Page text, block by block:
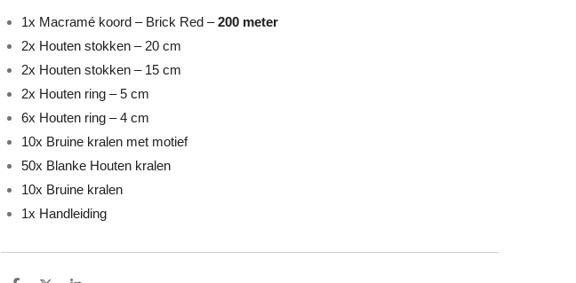
1x Macramé koord – Brick Red –200 meter
2x Houten stokken – 20 cm
2x Houten stokken – 15 cm
2x Houten ring – 5 cm
6x Houten ring – 4 cm
10x Bruine kralen met motief
50x Blanke Houten kralen
10x Bruine kralen
1x Handleiding